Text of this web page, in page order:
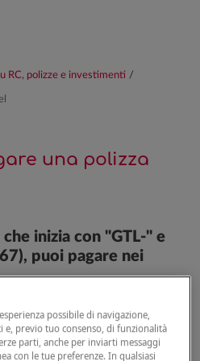
RC, polizze e investimenti /
una polizza
inizia con "GTL-" e
puoi pagare nei
di debito
o MyBank
)
possibile di navigazione,
e, previo tuo consenso, di funzionalità
parti, anche per inviarti messaggi
con le tue preferenze. In qualsiasi